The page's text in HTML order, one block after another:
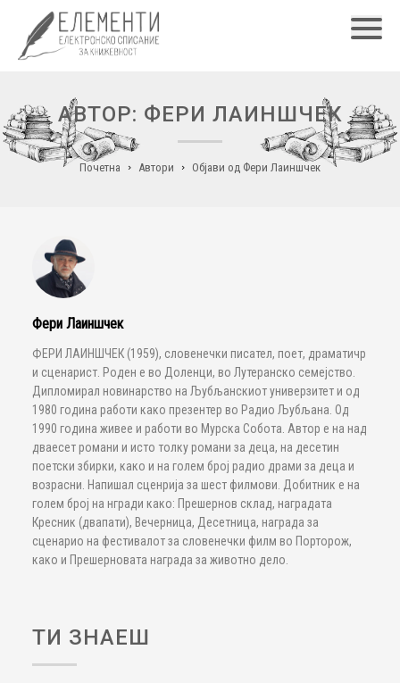
АВТОР: ФЕРИ ЛАИНШЧЕК
Почетна Автори Објави од Фери Лаиншчек
Фери Лаиншчек
ФЕРИ ЛАИНШЧЕК (1959), словенечки писател, поет, драматичр
и сценарист. Роден е во Доленци, во Лутеранско семејство.
Дипломирал новинарство на Љубљанскиот универзитет и од
1980 година работи како презентер во Радио Љубљана. Од
1990 година живее и работи во Мурска Собота. Автор е на над
дваесет романи и исто толку романи за деца, на десетин
поетски збирки, како и на голем број радио драми за деца и
возрасни. Напишал сценрија за шест филмови. Добитник е на
голем број на нгради како: Прешернов склад, наградата
Кресник (двапати), Вечерница, Десетница, награда за
сценарио на фестивалот за словенечки филм во Порторож,
како и Прешерновата награда за животно дело.
ТИ ЗНАЕШ